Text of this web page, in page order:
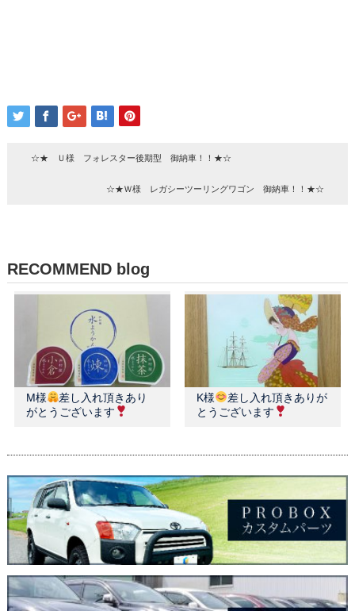
☆★ Ｕ様 フォレスター後期型 御納車！！★☆
☆★Ｗ様 レガシーツーリングワゴン 御納車！！★☆
RECOMMEND blog
M様
差し入れ頂きあり
がとうございます
K様
差し入れ頂きありが
とうございます